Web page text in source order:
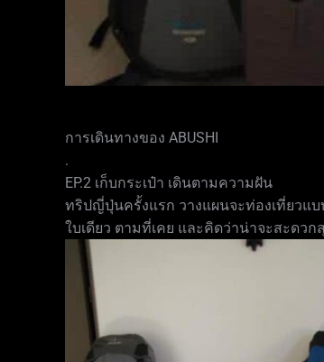
การเดินทางของ ABUSHI
.
EP.2 เก็บกระเป๋า เดินตามความฝัน
ทริปญี่ปุ่นครั้งแรก วางแผนจะท่องเที่ยวแ
ใบเดียว ตามที่เคย และคิดว่าน่าจะสะดวก